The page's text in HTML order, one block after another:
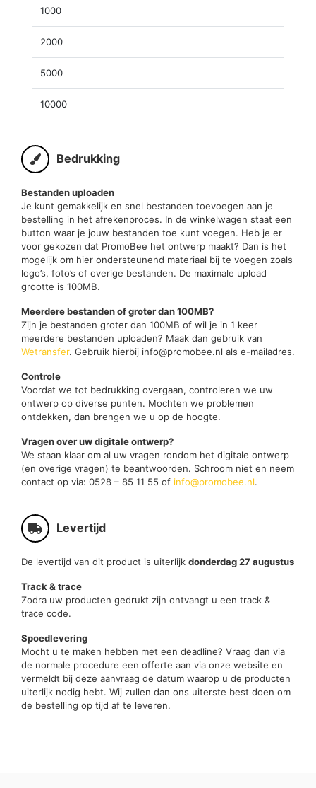
1000
2000
5000
10000
Bedrukking
Bestanden uploaden
Je kunt gemakkelijk en snel bestanden toevoegen aan je
bestelling in het afrekenproces. In de winkelwagen staat een
button waar je jouw bestanden toe kunt voegen. Heb je er
voor gekozen dat PromoBee het ontwerp maakt? Dan is het
mogelijk om hier ondersteunend materiaal bij te voegen zoals
logo’s, foto’s of overige bestanden. De maximale upload
grootte is 100MB.
Meerdere bestanden of groter dan 100MB?
Zijn je bestanden groter dan 100MB of wil je in 1 keer
meerdere bestanden uploaden? Maak dan gebruik van
Wetransfer. Gebruik hierbij info@promobee.nl als e-mailadres.
Controle
Voordat we tot bedrukking overgaan, controleren we uw
ontwerp op diverse punten. Mochten we problemen
ontdekken, dan brengen we u op de hoogte.
Vragen over uw digitale ontwerp?
We staan klaar om al uw vragen rondom het digitale ontwerp
(en overige vragen) te beantwoorden. Schroom niet en neem
contact op via: 0528 – 85 11 55 of info@promobee.nl.
Levertijd
De levertijd van dit product is uiterlijk donderdag 27 augustus
Track & trace
Zodra uw producten gedrukt zijn ontvangt u een track &
trace code.
Spoedlevering
Mocht u te maken hebben met een deadline? Vraag dan via
de normale procedure een offerte aan via onze website en
vermeldt bij deze aanvraag de datum waarop u de producten
uiterlijk nodig hebt. Wij zullen dan ons uiterste best doen om
de bestelling op tijd af te leveren.